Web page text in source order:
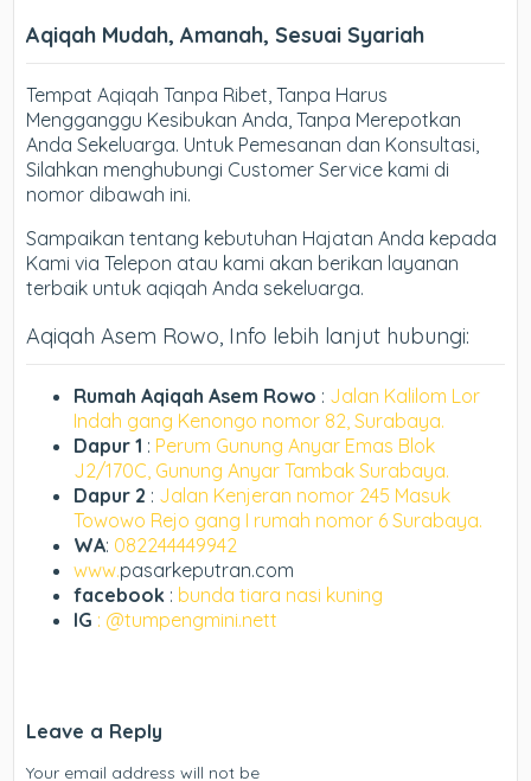
Aqiqah Mudah, Amanah, Sesuai Syariah
Tempat Aqiqah Tanpa Ribet, Tanpa Harus
Mengganggu Kesibukan Anda, Tanpa Merepotkan
Anda Sekeluarga. Untuk Pemesanan dan Konsultasi,
Silahkan menghubungi Customer Service kami di
nomor dibawah ini.
Sampaikan tentang kebutuhan Hajatan Anda kepada
Kami via Telepon atau kami akan berikan layanan
terbaik untuk aqiqah Anda sekeluarga.
Aqiqah Asem Rowo, Info lebih lanjut hubungi:
Rumah Aqiqah Asem Rowo : Jalan Kalilom Lor
Indah gang Kenongo nomor 82, Surabaya.
Dapur 1 : Perum Gunung Anyar Emas Blok
J2/170C, Gunung Anyar Tambak Surabaya.
Dapur 2 : Jalan Kenjeran nomor 245 Masuk
Towowo Rejo gang I rumah nomor 6 Surabaya.
WA: 082244449942
www.pasarkeputran.com
facebook : bunda tiara nasi kuning
IG : @tumpengmini.nett
Leave a Reply
Your email address will not be